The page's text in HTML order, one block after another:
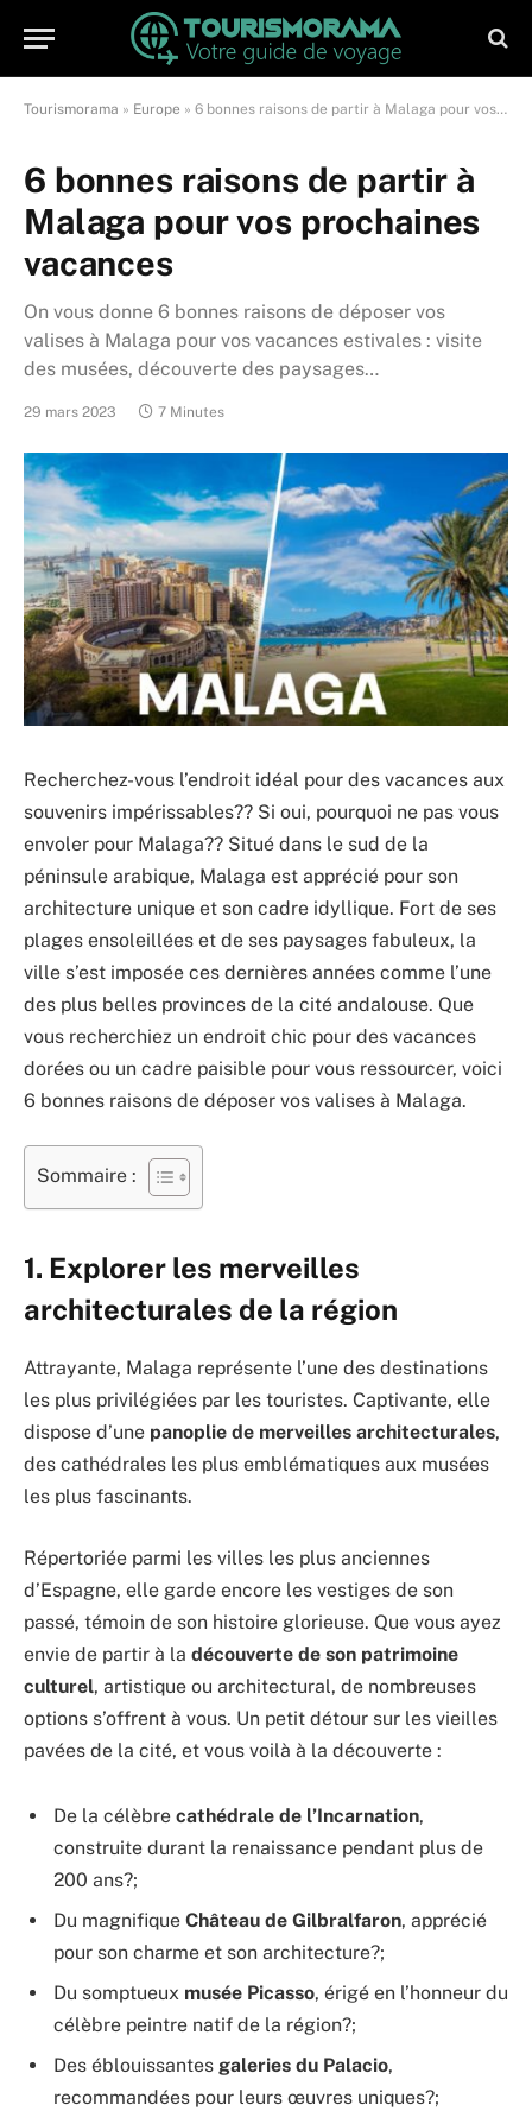
Tourismorama » Europe » 6 bonnes raisons de partir à Malaga pour vos prochaines vacances
6 bonnes raisons de partir à
Malaga pour vos prochaines
vacances
On vous donne 6 bonnes raisons de déposer vos
valises à Malaga pour vos vacances estivales : visite
des musées, découverte des paysages…
29 mars 2023 7 Minutes
Recherchez-vous l’endroit idéal pour des vacances aux
souvenirs impérissables?? Si oui, pourquoi ne pas vous
envoler pour Malaga?? Situé dans le sud de la
péninsule arabique, Malaga est apprécié pour son
architecture unique et son cadre idyllique. Fort de ses
plages ensoleillées et de ses paysages fabuleux, la
ville s’est imposée ces dernières années comme l’une
des plus belles provinces de la cité andalouse. Que
vous recherchiez un endroit chic pour des vacances
dorées ou un cadre paisible pour vous ressourcer, voici
6 bonnes raisons de déposer vos valises à Malaga.
Sommaire :
1. Explorer les merveilles
architecturales de la région
Attrayante, Malaga représente l’une des destinations
les plus privilégiées par les touristes. Captivante, elle
dispose d’une panoplie de merveilles architecturales,
des cathédrales les plus emblématiques aux musées
les plus fascinants.
Répertoriée parmi les villes les plus anciennes
d’Espagne, elle garde encore les vestiges de son
passé, témoin de son histoire glorieuse. Que vous ayez
envie de partir à la découverte de son patrimoine
culturel, artistique ou architectural, de nombreuses
options s’offrent à vous. Un petit détour sur les vieilles
pavées de la cité, et vous voilà à la découverte :
De la célèbre cathédrale de l’Incarnation,
construite durant la renaissance pendant plus de
200 ans?;
Du magnifique Château de Gilbralfaron, apprécié
pour son charme et son architecture?;
Du somptueux musée Picasso, érigé en l’honneur du
célèbre peintre natif de la région?;
Des éblouissantes galeries du Palacio,
recommandées pour leurs œuvres uniques?;